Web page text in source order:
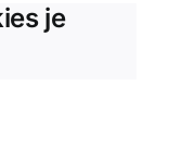
je